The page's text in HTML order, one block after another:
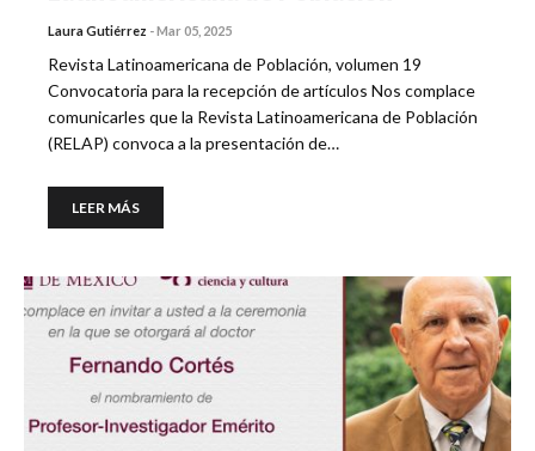
Laura Gutiérrez -Mar 05, 2025
Revista Latinoamericana de Población, volumen 19
Convocatoria para la recepción de artículos Nos complace
comunicarles que la Revista Latinoamericana de Población
(RELAP) convoca a la presentación de…
LEER MÁS